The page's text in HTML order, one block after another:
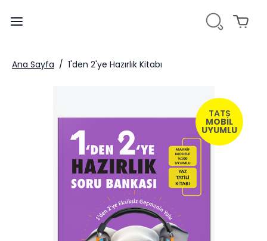
Ana Sayfa / 1'den 2'ye Hazırlık Kitabı
TATS
MOBİL
UYUMLU